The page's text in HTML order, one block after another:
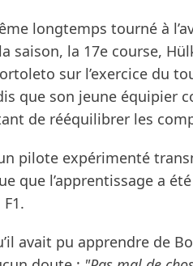
longtemps tourné à
saison, la 17e course,
sur l’exercice du
que son jeune équipier
de rééquilibrer les
pilote expérimenté
que l’apprentissage a
avait pu apprendre de